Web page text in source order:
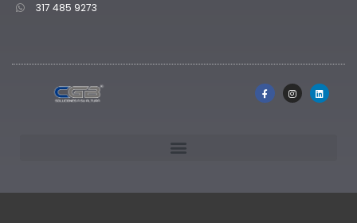
317 485 9273